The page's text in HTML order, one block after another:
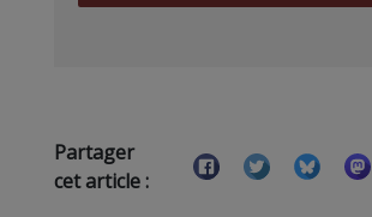
Partager
cet article :